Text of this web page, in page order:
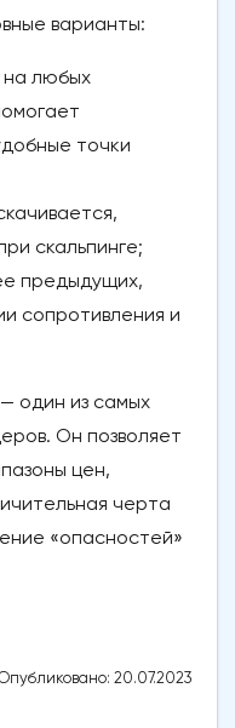
варианты:
любых
точки
скальпинге;
предыдущих,
сопротивления и
один из самых
Он позволяет
цен,
черта
«опасностей»
20.07.2023